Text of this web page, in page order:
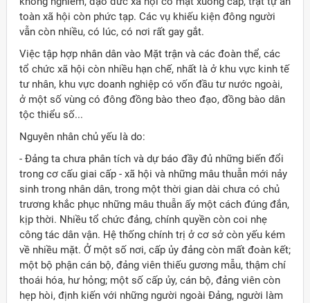
toàn xã hội còn phức tạp. Các vụ khiếu kiện đông người
vẫn còn nhiều, có lúc, có nơi rất gay gắt.
Việc tập hợp nhân dân vào Mặt trận và các đoàn thể, các
tổ chức xã hội còn nhiều hạn chế, nhất là ở khu vực kinh tế
tư nhân, khu vực doanh nghiệp có vốn đầu tư nước ngoài,
ở một số vùng có đông đồng bào theo đạo, đồng bào dân
tộc thiểu số...
Nguyên nhân chủ yếu là do:
- Ðảng ta chưa phân tích và dự báo đầy đủ những biến đổi
trong cơ cấu giai cấp - xã hội và những mâu thuẫn mới nảy
sinh trong nhân dân, trong một thời gian dài chưa có chủ
trương khắc phục những mâu thuẫn ấy một cách đúng đắn,
kịp thời. Nhiều tổ chức đảng, chính quyền còn coi nhẹ
công tác dân vận. Hệ thống chính trị ở cơ sở còn yếu kém
về nhiều mặt. Ở một số nơi, cấp ủy đảng còn mất đoàn kết;
một bộ phận cán bộ, đảng viên thiếu gương mẫu, thậm chí
thoái hóa, hư hỏng; một số cấp ủy, cán bộ, đảng viên còn
hẹp hòi, định kiến với những người ngoài Ðảng, người làm